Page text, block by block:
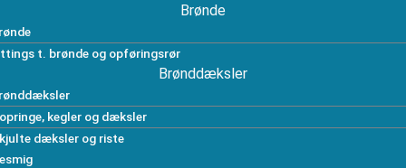
Brønde
t. brønde og opføringsrør
Brønddæksler
kegler og dæksler
dæksler og riste